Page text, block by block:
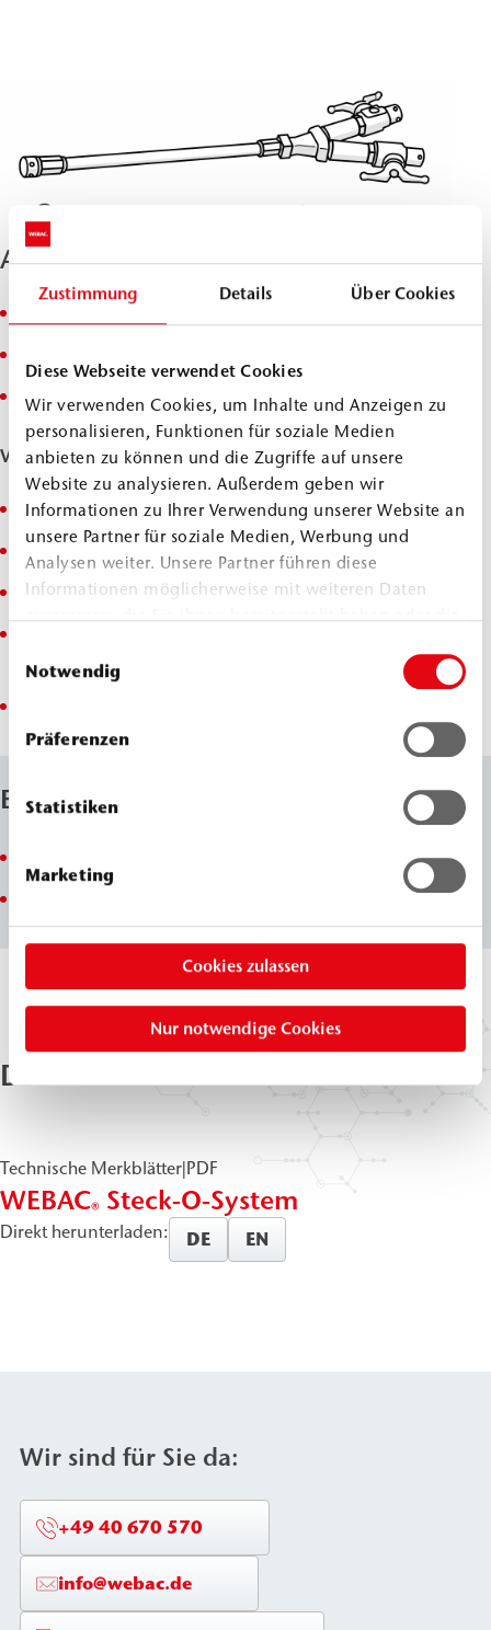
Zustimmung Details Über Cookies
Diese Webseite verwendet Cookies
Wir verwenden Cookies, um Inhalte und Anzeigen zu
personalisieren, Funktionen für soziale Medien
anbieten zu können und die Zugriffe auf unsere
Website zu analysieren. Außerdem geben wir
Informationen zu Ihrer Verwendung unserer Website an
unsere Partner für soziale Medien, Werbung und
Analysen weiter. Unsere Partner führen diese
Informationen möglicherweise mit weiteren Daten
haben.
Notwendig
Präferenzen
Statistiken
Marketing
Cookies zulassen
Nur notwendige Cookies
Anwendungsgebiete
Unterfangungen
Verwendung für
PUR Injektionsschaumharze
PUR Kombi-Injektionsharze
PUR Injektionsharze
WEBAC 2260)
Eigenschaften
Downloads & Dokumente
Technische Merkblätter|PDF
WEBAC® Steck-O-System
Direkt herunterladen: DE EN
Wir sind für Sie da:
+49 40 670 570
info@webac.de